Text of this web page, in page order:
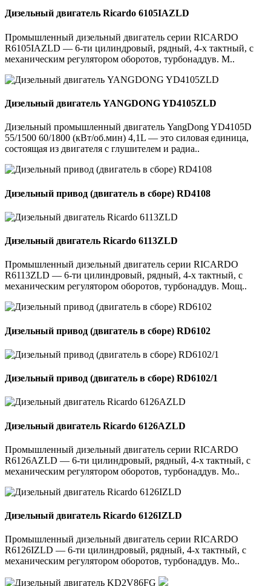
Дизельный двигатель Ricardo 6105IAZLD
Промышленный дизельный двигатель серии RICARDO
R6105IAZLD — 6-ти цилиндровый, рядный, 4-х тактный, с
механическим регулятором оборотов, турбонаддув. М..
Дизельный двигатель YANGDONG YD4105ZLD
Дизельный промышленный двигатель YangDong YD4105D
55/1500 60/1800 (кВт/об.мин) 4,1L — это силовая единица,
состоящая из двигателя с глушителем и радиа..
Дизельный привод (двигатель в сборе) RD4108
Дизельный двигатель Ricardo 6113ZLD
Промышленный дизельный двигатель серии RICARDO
R6113ZLD — 6-ти цилиндровый, рядный, 4-х тактный, с
механическим регулятором оборотов, турбонаддув. Мощ..
Дизельный привод (двигатель в сборе) RD6102
Дизельный привод (двигатель в сборе) RD6102/1
Дизельный двигатель Ricardo 6126AZLD
Промышленный дизельный двигатель серии RICARDO
R6126AZLD — 6-ти цилиндровый, рядный, 4-х тактный, с
механическим регулятором оборотов, турбонаддув. Мо..
Дизельный двигатель Ricardo 6126IZLD
Промышленный дизельный двигатель серии RICARDO
R6126IZLD — 6-ти цилиндровый, рядный, 4-х тактный, с
механическим регулятором оборотов, турбонаддув. Мо..